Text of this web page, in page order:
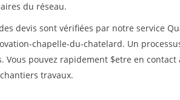
du réseau.
devis sont vérifiées par notre service
chapelle-du-chatelard. Un
Vous pouvez rapidement $etre en
travaux.